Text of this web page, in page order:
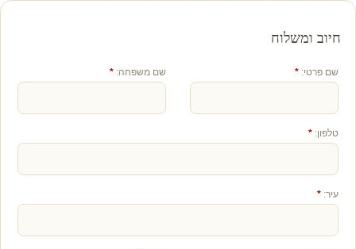
חיוב ומשלוח
שם פרטי: * שם משפחה:*
טלפון: *
עיר: *